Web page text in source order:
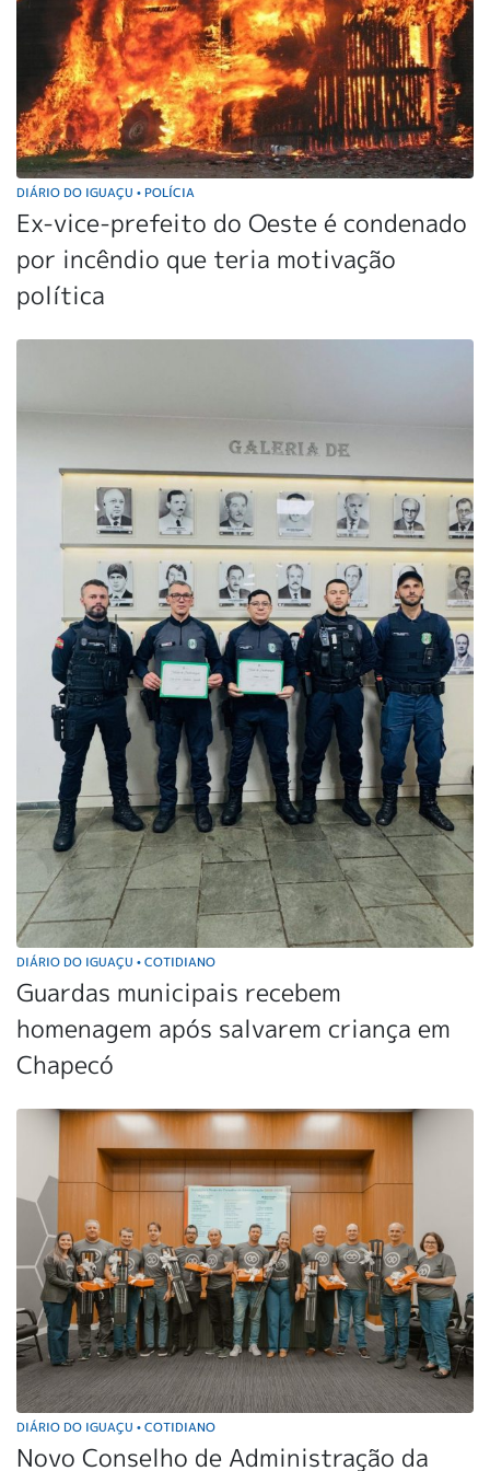
DIÁRIO DO IGUAÇU • POLÍCIA
Ex-vice-prefeito do Oeste é condenado
por incêndio que teria motivação
política
DIÁRIO DO IGUAÇU • COTIDIANO
Guardas municipais recebem
homenagem após salvarem criança em
Chapecó
DIÁRIO DO IGUAÇU • COTIDIANO
Novo Conselho de Administração da